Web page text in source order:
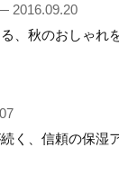
2016.09.20
、秋のおしゃれ
く、信頼の保湿